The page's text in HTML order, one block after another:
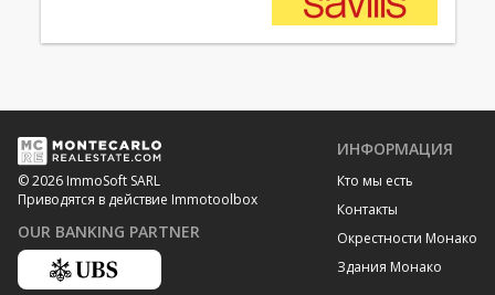
© 2026 ImmoSoft SARL
Приводятся в действие Immotoolbox
OUR BANKING PARTNER
ИНФОРМАЦИЯ
Кто мы есть
Контакты
Окрестности Монако
Здания Монако